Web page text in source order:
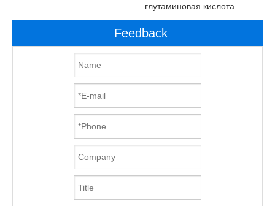
глутаминовая кислота
Feedback